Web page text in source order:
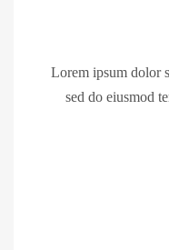
Lorem ipsum dolor
sed do eiusmod